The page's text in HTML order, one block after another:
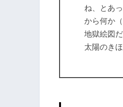
ね、とあ
から何か
地獄絵図
太陽のき